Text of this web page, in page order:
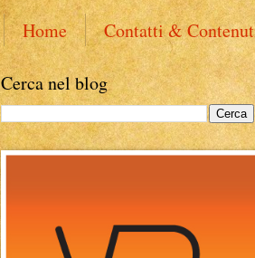
Home Contatti &
Cerca nel blog